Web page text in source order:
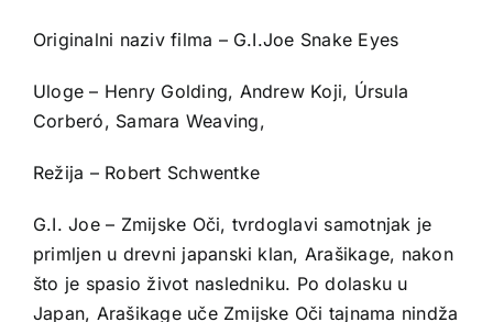
Originalni naziv filma – G.I.Joe Snake Eyes
Uloge – Henry Golding, Andrew Koji, Úrsula
Corberó, Samara Weaving,
Režija – Robert Schwentke
G.I. Joe – Zmijske Oči, tvrdoglavi samotnjak je
primljen u drevni japanski klan, Arašikage, nakon
što je spasio život nasledniku. Po dolasku u
Japan, Arašikage uče Zmijske Oči tajnama nindža